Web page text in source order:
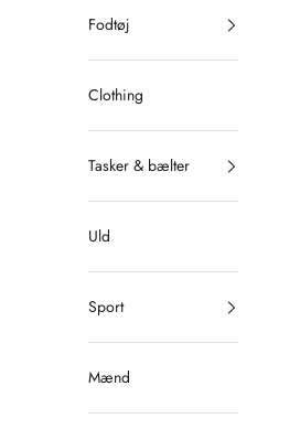
Fodtøj
Clothing
Tasker & bælter
Uld
Sport
Mænd